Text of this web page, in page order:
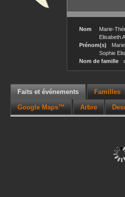
Nom
Marie-
Elisabeth
Prénom(s)
Sophie
Nom de famille
Faits et événements Familles
Google Maps™ Arbre